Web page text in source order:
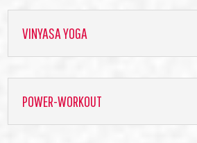
VINYASA YOGA
POWER-WORKOUT